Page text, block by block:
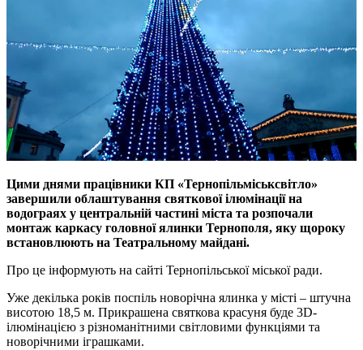
Цими днями працівники КП «Тернопільміськсвітло»
завершили облаштування святкової ілюмінації на
водограях у центральній частині міста та розпочали
монтаж каркасу головної ялинки Тернополя, яку щороку
встановлюють на Театральному майдані.
Про це інформують на сайті Тернопільської міської ради.
Уже декілька років поспіль новорічна ялинка у місті – штучна
висотою 18,5 м. Прикрашена святкова красуня буде 3D-
ілюмінацією з різноманітними світловими функціями та
новорічними іграшками.